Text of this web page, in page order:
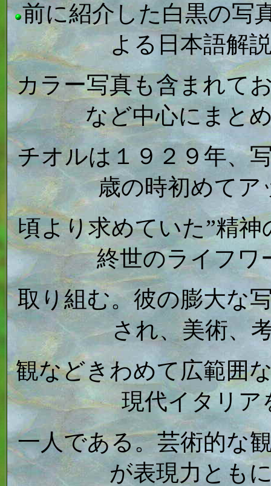
前に紹介した白黒の写
よる日本語解
カラー写真も含まれて
など中心にまと
チオルは１９２９年、
歳の時初めてア
頃より求めていた”精
終世のライフワ
取り組む。彼の膨大な
され、美術、
観などきわめて広範囲
現代イタリア
一人である。芸術的な
が表現力とも